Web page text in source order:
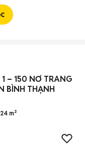
– 150 NƠ TRANG
BÌNH THẠNH
24 m²